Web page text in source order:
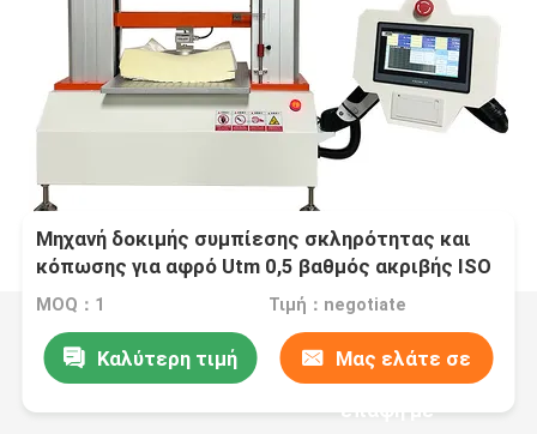
Μηχανή δοκιμής συμπίεσης σκληρότητας και
κόπωσης για αφρό Utm 0,5 βαθμός ακριβής ISO
2439 πρότυπο
MOQ：1 Τιμή：negotiate
Καλύτερη τιμή Μας ελάτε σε
επαφή με